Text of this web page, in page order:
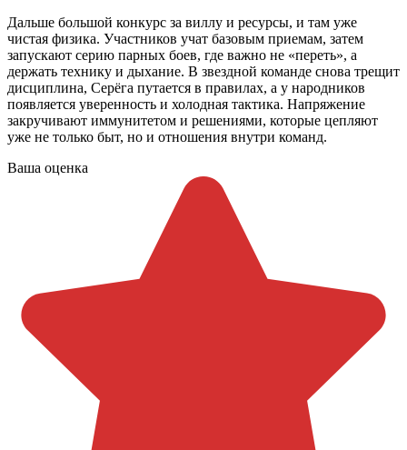
Дальше большой конкурс за виллу и ресурсы, и там уже
чистая физика. Участников учат базовым приемам, затем
запускают серию парных боев, где важно не «переть», а
держать технику и дыхание. В звездной команде снова трещит
дисциплина, Серёга путается в правилах, а у народников
появляется уверенность и холодная тактика. Напряжение
закручивают иммунитетом и решениями, которые цепляют
уже не только быт, но и отношения внутри команд.
Ваша оценка